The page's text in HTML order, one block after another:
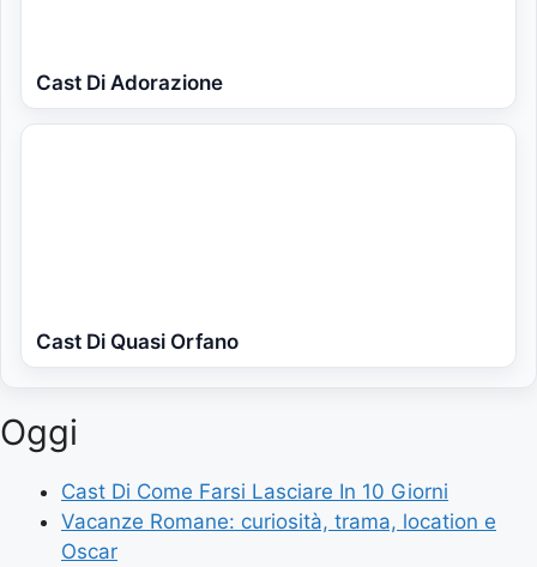
Cast Di Adorazione
Cast Di Quasi Orfano
Oggi
Cast Di Come Farsi Lasciare In 10 Giorni
Vacanze Romane: curiosità, trama, location e
Oscar